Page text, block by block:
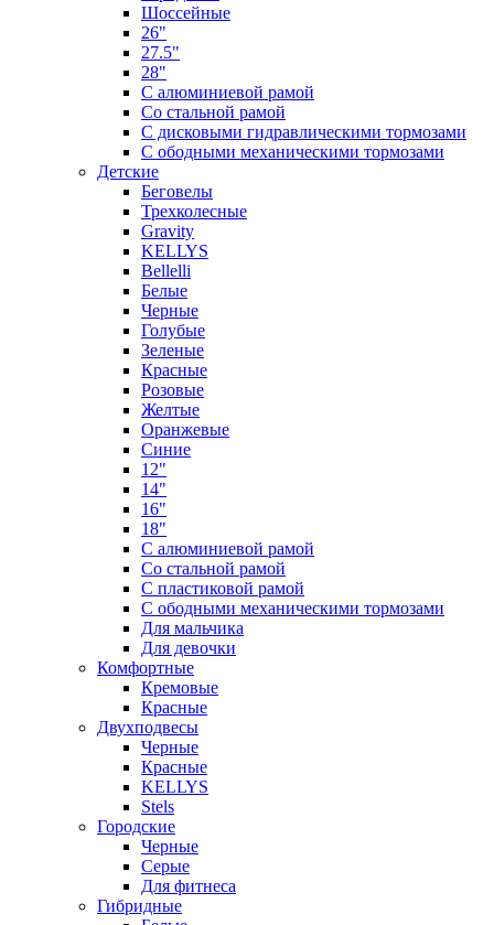
Шоссейные
26"
27.5"
28"
С алюминиевой рамой
Со стальной рамой
С дисковыми гидравлическими тормозами
С ободными механическими тормозами
Детские
Беговелы
Трехколесные
Gravity
KELLYS
Bellelli
Белые
Черные
Голубые
Зеленые
Красные
Розовые
Желтые
Оранжевые
Синие
12"
14"
16"
18"
С алюминиевой рамой
Со стальной рамой
С пластиковой рамой
С ободными механическими тормозами
Для мальчика
Для девочки
Комфортные
Кремовые
Красные
Двухподвесы
Черные
Красные
KELLYS
Stels
Городские
Черные
Серые
Для фитнеса
Гибридные